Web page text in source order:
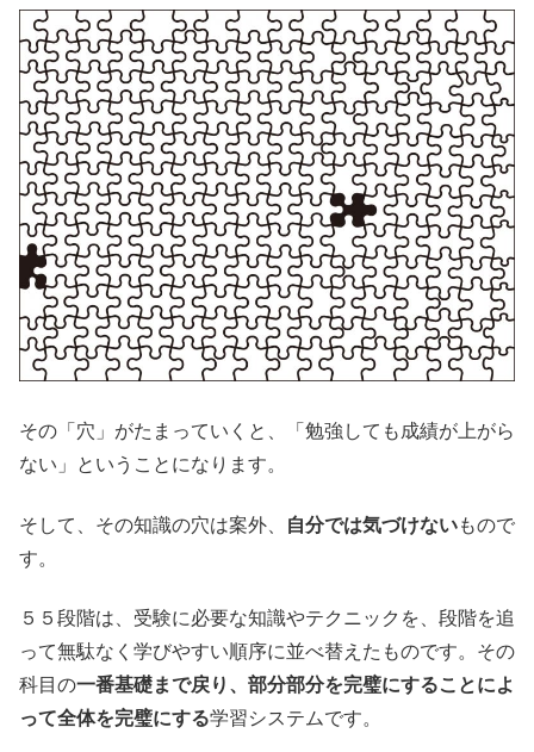
その「穴」がたまっていくと、「勉強しても成績が上がら
ない」ということになります。
そして、その知識の穴は案外、 自分では気づけないもので
す。
５５段階は、受験に必要な知識やテクニックを、段階を追
って無駄なく学びやすい順序に並べ替えたものです。その
科目の一番基礎まで戻り、部分部分を完璧にすることによ
って全体を完璧にする学習システムです。